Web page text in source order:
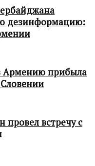
дезинформацию:
Армению прибыла
встречу с